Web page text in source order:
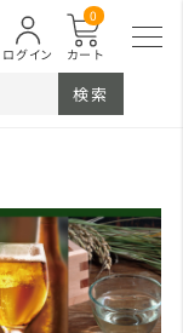
カート
0
ログイン
検索